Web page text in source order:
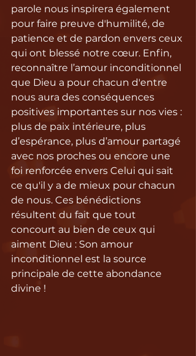
parole nous inspirera également
pour faire preuve d'humilité, de
patience et de pardon envers ceux
qui ont blessé notre cœur. Enfin,
reconnaître l’amour inconditionnel
que Dieu a pour chacun d'entre
nous aura des conséquences
positives importantes sur nos vies :
plus de paix intérieure, plus
d’espérance, plus d’amour partagé
avec nos proches ou encore une
foi renforcée envers Celui qui sait
ce qu'il y a de mieux pour chacun
de nous. Ces bénédictions
résultent du fait que tout
concourt au bien de ceux qui
aiment Dieu : Son amour
inconditionnel est la source
principale de cette abondance
divine !